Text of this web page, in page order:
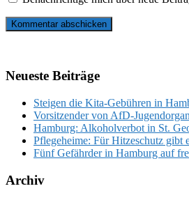
Neueste Beiträge
Steigen die Kita-Gebühren in
Vorsitzender von AfD-
Hamburg: Alkoholverbot in St.
Pflegeheime: Für Hitzeschutz gibt
Fünf Gefährder in Hamburg auf
Archiv